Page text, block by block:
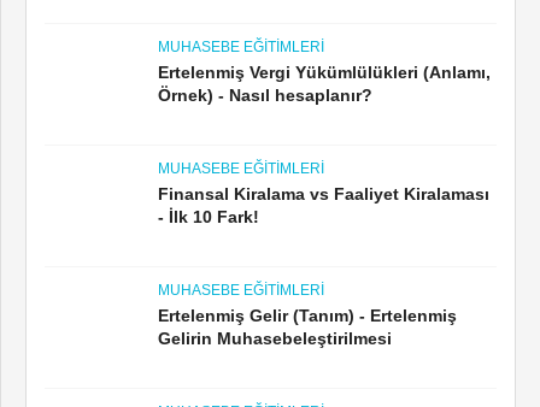
MUHASEBE EĞITIMLERI
Ertelenmiş Vergi Yükümlülükleri (Anlamı,
Örnek) - Nasıl hesaplanır?
MUHASEBE EĞITIMLERI
Finansal Kiralama vs Faaliyet Kiralaması
- İlk 10 Fark!
MUHASEBE EĞITIMLERI
Ertelenmiş Gelir (Tanım) - Ertelenmiş
Gelirin Muhasebeleştirilmesi